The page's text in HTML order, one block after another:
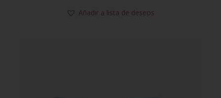
Añadir a lista de deseos